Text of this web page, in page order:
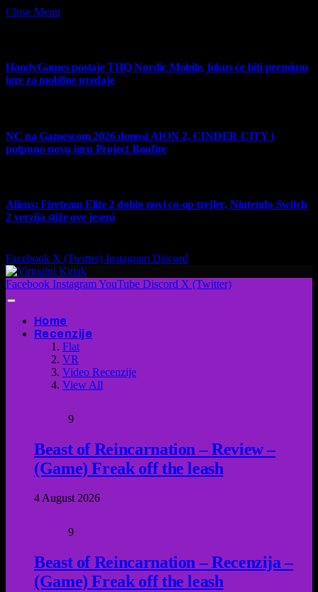
Close Menu
HandyGames postaje THQ Nordic Mobile, fokus će biti premium
igre za mobilne uređaje
NC na Gamescom 2026 donosi AION 2, CINDER CITY i
potpuno novu igru Project Bonfire
Aliens: Fireteam Elite 2 dobio novi co-op trejler, Nintendo Switch
2 verzija stiže ove jeseni
Facebook X (Twitter) Instagram Discord
Facebook InstagramYouTube Discord X (Twitter)
Home
Recenzije
Flat
VR
Video Recenzije
View All
9
Beast of Reincarnation – Review –
(Game) Freak off the leash
4 August 2026
9
Beast of Reincarnation – Recenzija –
(Game) Freak off the leash